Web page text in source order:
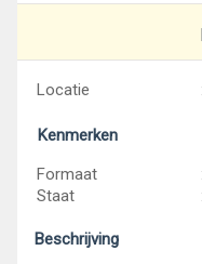
Locatie
Kenmerken
Formaat
Staat
Beschrijving